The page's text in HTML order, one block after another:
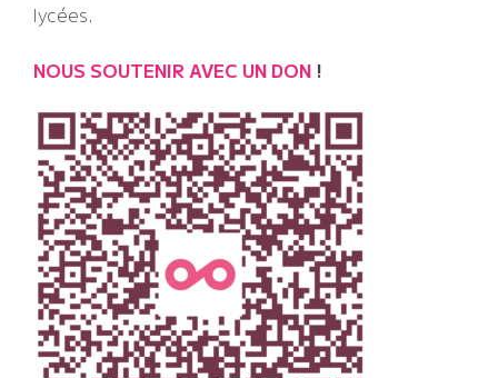
lycées.
NOUS SOUTENIR AVEC UN DON !